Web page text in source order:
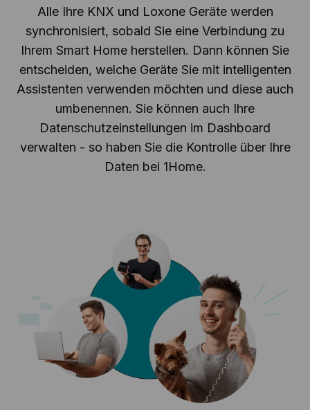
Alle Ihre KNX und Loxone Geräte werden
synchronisiert, sobald Sie eine Verbindung zu
Ihrem Smart Home herstellen. Dann können Sie
entscheiden, welche Geräte Sie mit intelligenten
Assistenten verwenden möchten und diese auch
umbenennen. Sie können auch Ihre
Datenschutzeinstellungen im Dashboard
verwalten - so haben Sie die Kontrolle über Ihre
Daten bei 1Home.